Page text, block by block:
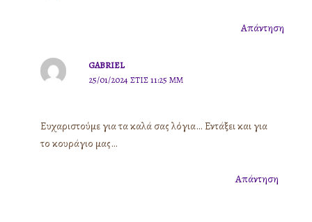
Απάντηση
GABRIEL
25/01/2024 ΣΤΙΣ 11:25 ΜΜ
Ευχαριστούμε για τα καλά σας λόγια… Εντάξει και για
το κουράγιο μας…
Απάντηση